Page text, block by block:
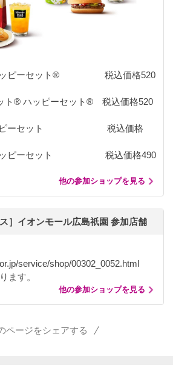
ハッピーセット® 税込価格520
ト® ハッピーセット® 税込価格520
ッピーセット 税込価格
ハッピーセット 税込価格490
他の参加ショップを見る
］イオンモール広島祇園 参加店舗
service/shop/00302_0052.html
ます。
他の参加ショップを見る
ページをシェアする